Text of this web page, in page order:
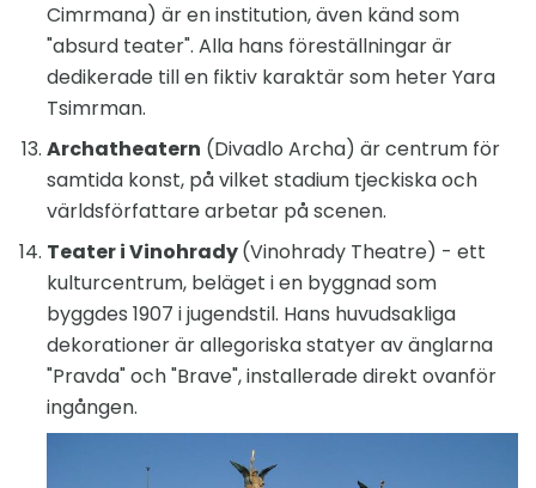
Cimrmana) är en institution, även känd som
"absurd teater". Alla hans föreställningar är
dedikerade till en fiktiv karaktär som heter Yara
Tsimrman.
Archatheatern (Divadlo Archa) är centrum för
samtida konst, på vilket stadium tjeckiska och
världsförfattare arbetar på scenen.
Teater i Vinohrady(Vinohrady Theatre) - ett
kulturcentrum, beläget i en byggnad som
byggdes 1907 i jugendstil. Hans huvudsakliga
dekorationer är allegoriska statyer av änglarna
"Pravda" och "Brave", installerade direkt ovanför
ingången.